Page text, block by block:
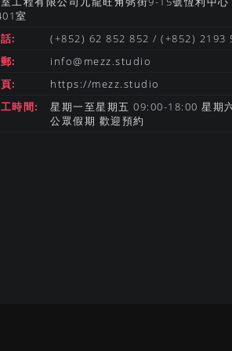
室
:
(+852) 62 852 852 / (+852) 2193
:
info@mezz.studio
:
https://mezz.studio
時間:
星期一至星期五 09:00-18:00 星期
公眾假期 歡迎預約